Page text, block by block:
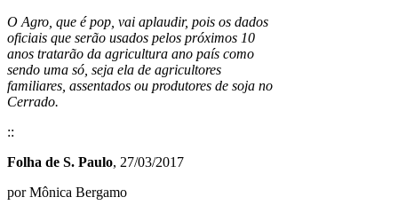
O Agro, que é pop, vai aplaudir, pois os dados
oficiais que serão usados pelos próximos 10
anos tratarão da agricultura ano país como
sendo uma só, seja ela de agricultores
familiares, assentados ou produtores de soja no
Cerrado.
::
Folha de S. Paulo, 27/03/2017
por Mônica Bergamo